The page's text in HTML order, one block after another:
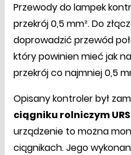
Przewody do lampek
przekrój 0,5 mm². Do
doprowadzić przewód
który powinien mieć jak
przekrój co najmniej 0,5
Opisany kontroler był
ciągniku rolniczym
urządzenie to można
ciągnikach. Jego